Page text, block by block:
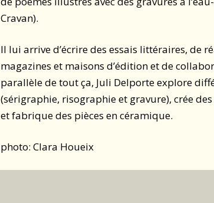
Cravan).
Il lui arrive d’écrire des essais littéraires, de
magazines et maisons d’édition et de
parallèle de tout ça, Juli Delporte explore
(sérigraphie, risographie et gravure), crée
et fabrique des pièces en céramique.
photo: Clara Houeix